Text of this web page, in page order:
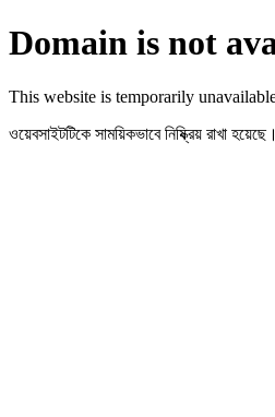
Domain is not
This website is temporarily
ওয়েবসাইটটিকে সাময়িকভাবে নিষ্ক্রিয় রাখা